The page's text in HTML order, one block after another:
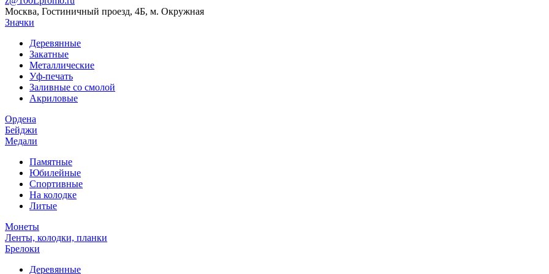
Москва, Гостиничный проезд, 4Б, м. Окружная
Значки
Деревянные
Закатные
Металлические
Уф-печать
Заливные со смолой
Акриловые
Ордена
Бейджи
Медали
Памятные
Юбилейные
Спортивные
На колодке
Литые
Монеты
Ленты, колодки, планки
Брелоки
Деревянные